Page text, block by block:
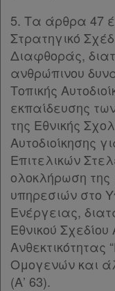
5. Τα άρθρα 47
Στρατηγικό
Διαφθοράς,
ανθρώπινου
Τοπικής
εκπαίδευσης
της Εθνικής
Αυτοδιοίκησης
Επιτελικών
ολοκλήρωση
υπηρεσιών στο
Ενέργειας,
Εθνικού
Ανθεκτικότητας
Ομογενών και
(Α’ 63).